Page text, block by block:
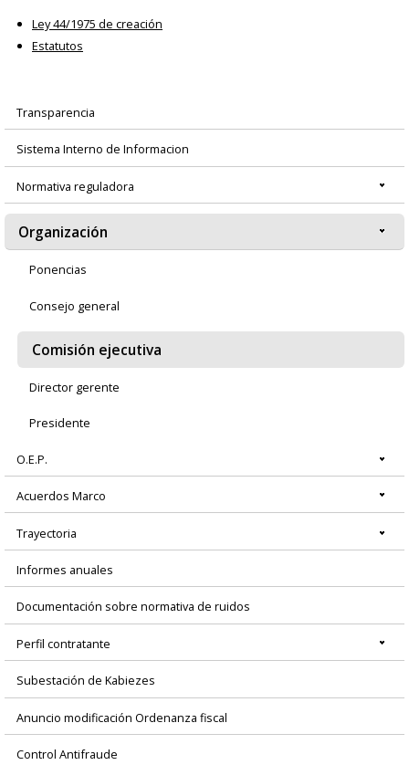
Ley 44/1975 de creación
Estatutos
Menú
principal
Transparencia
Sistema Interno de Informacion
Normativa reguladora
Organización
Ponencias
Consejo general
Comisión ejecutiva
Director gerente
Presidente
O.E.P.
Acuerdos Marco
Trayectoria
Informes anuales
Documentación sobre normativa de ruidos
Perfil contratante
Subestación de Kabiezes
Anuncio modificación Ordenanza fiscal
Control Antifraude